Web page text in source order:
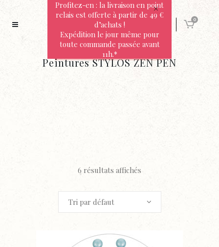
0
Peintures STYLOS ZEN PEN
6 résultats affichés
Tri par défaut
Profitez-en : la livraison en point
relais est offerte à partir de 49 €
d’achats !
Expédition le jour même pour
toute commande passée avant
11h.*